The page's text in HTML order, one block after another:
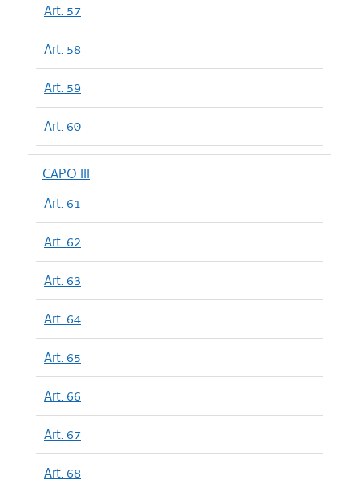
Art. 57
Art. 58
Art. 59
Art. 60
CAPO III
Art. 61
Art. 62
Art. 63
Art. 64
Art. 65
Art. 66
Art. 67
Art. 68